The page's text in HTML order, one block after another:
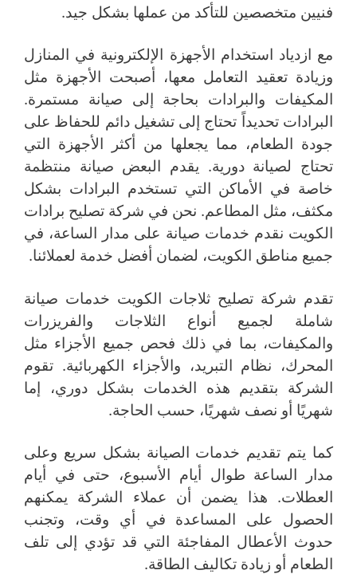
فنيين متخصصين للتأكد من عملها بشكل جيد.
مع ازدياد استخدام الأجهزة الإلكترونية في المنازل
وزيادة تعقيد التعامل معها، أصبحت الأجهزة مثل
المكيفات والبرادات بحاجة إلى صيانة مستمرة.
البرادات تحديداً تحتاج إلى تشغيل دائم للحفاظ على
جودة الطعام، مما يجعلها من أكثر الأجهزة التي
تحتاج لصيانة دورية. يقدم البعض صيانة منتظمة
خاصة في الأماكن التي تستخدم البرادات بشكل
مكثف، مثل المطاعم. نحن في شركة تصليح برادات
الكويت نقدم خدمات صيانة على مدار الساعة، في
جميع مناطق الكويت، لضمان أفضل خدمة لعملائنا.
تقدم شركة تصليح ثلاجات الكويت خدمات صيانة
شاملة لجميع أنواع الثلاجات والفريزرات
والمكيفات، بما في ذلك فحص جميع الأجزاء مثل
المحرك، نظام التبريد، والأجزاء الكهربائية. تقوم
الشركة بتقديم هذه الخدمات بشكل دوري، إما
شهريًا أو نصف شهريًا، حسب الحاجة.
كما يتم تقديم خدمات الصيانة بشكل سريع وعلى
مدار الساعة طوال أيام الأسبوع، حتى في أيام
العطلات. هذا يضمن أن عملاء الشركة يمكنهم
الحصول على المساعدة في أي وقت، وتجنب
حدوث الأعطال المفاجئة التي قد تؤدي إلى تلف
الطعام أو زيادة تكاليف الطاقة.